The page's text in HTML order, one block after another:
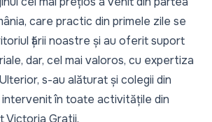
care practic din primele zile se
țării noastre și au oferit suport
dar, cel mai valoros, cu expertiza
s-au alăturat și colegii din
intervenit în toate activitățile din
Victoria Gratii.